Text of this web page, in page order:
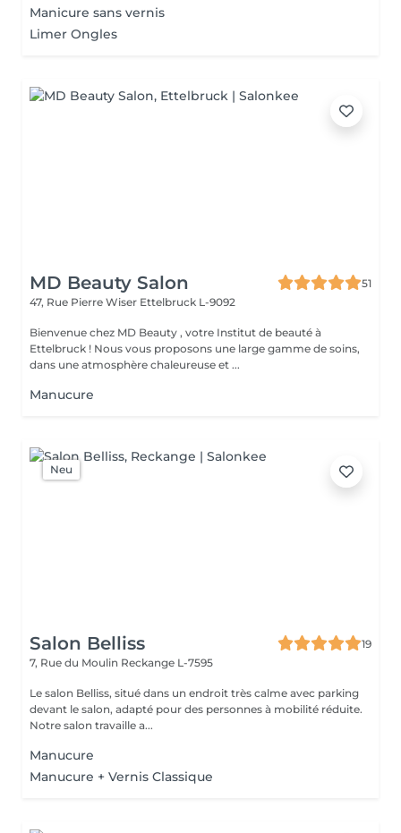
Manicure sans vernis
Limer Ongles
MD Beauty Salon
51
47, Rue Pierre Wiser Ettelbruck L-9092
Bienvenue chez MD Beauty , votre Institut de beauté à
Ettelbruck ! Nous vous proposons une large gamme de soins,
dans une atmosphère chaleureuse et ...
Manucure
Neu
Salon Belliss
19
7, Rue du Moulin Reckange L-7595
Le salon Belliss, situé dans un endroit très calme avec parking
devant le salon, adapté pour des personnes à mobilité réduite.
Notre salon travaille a...
Manucure
Manucure + Vernis Classique